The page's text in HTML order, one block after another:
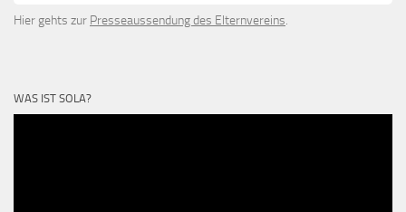
Hier gehts zur Presseaussendung des Elternvereins.
WAS IST SOLA?